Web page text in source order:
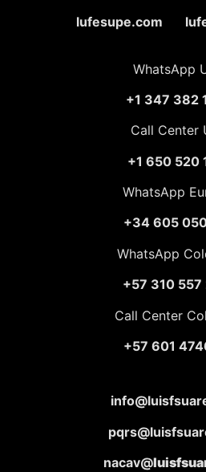
lufesupe.com
WhatsApp
+1 347 382
Call Center
+1 650 520
WhatsApp
+34 605
WhatsApp
+57 310 557
Call Center
+57 601
nacav@